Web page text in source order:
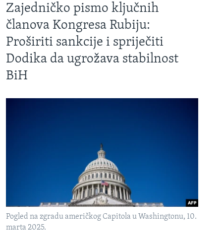
Zajedničko pismo ključnih
članova Kongresa Rubiju:
Proširiti sankcije i spriječiti
Dodika da ugrožava stabilnost
BiH
Pogled na zgradu američkog Capitola u Washingtonu, 10.
marta 2025.